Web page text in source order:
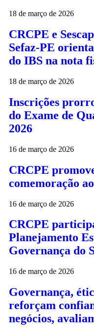
18 de março de 2026
CRCPE e
Sefaz-PE
do IBS na nota
18 de março de 2026
Inscrições
do Exame de
2026
16 de março de 2026
CRCPE
comemoração
16 de março de 2026
CRCPE
Planejamento
Governança do
16 de março de 2026
Governança,
reforçam
negócios,